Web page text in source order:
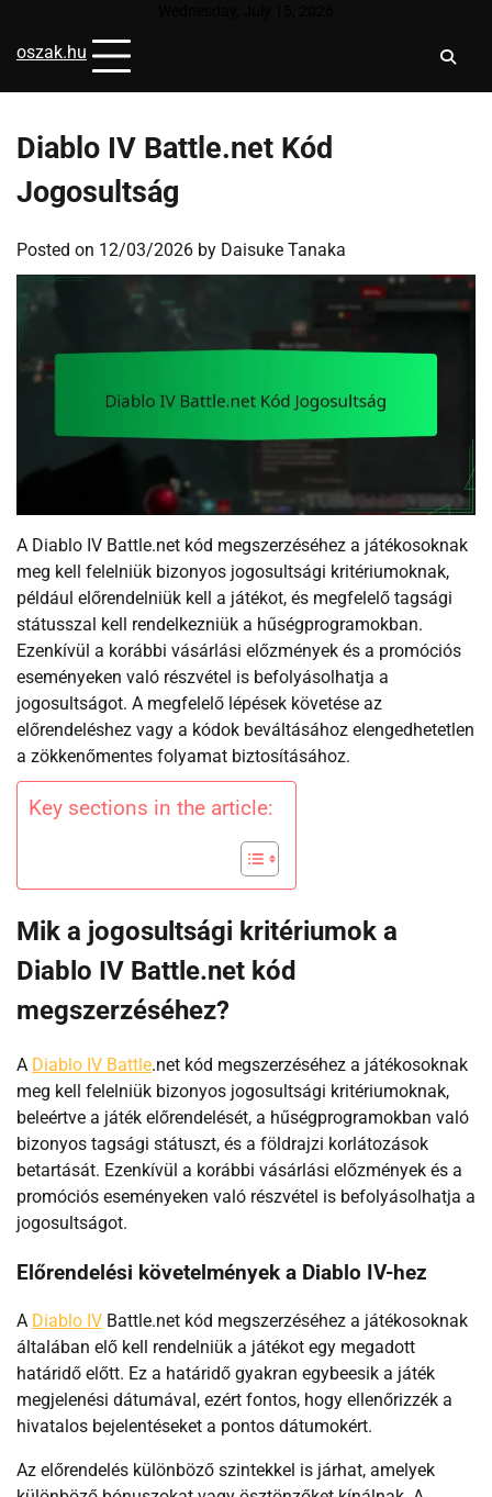
content
oszak.hu
Diablo IV Battle.net Kód
Jogosultság
Posted on 12/03/2026 by Daisuke Tanaka
A Diablo IV Battle.net kód megszerzéséhez a játékosoknak
meg kell felelniük bizonyos jogosultsági kritériumoknak,
például előrendelniük kell a játékot, és megfelelő tagsági
státusszal kell rendelkezniük a hűségprogramokban.
Ezenkívül a korábbi vásárlási előzmények és a promóciós
eseményeken való részvétel is befolyásolhatja a
jogosultságot. A megfelelő lépések követése az
előrendeléshez vagy a kódok beváltásához elengedhetetlen
a zökkenőmentes folyamat biztosításához.
Key sections in the article:
Mik a jogosultsági kritériumok a
Diablo IV Battle.net kód
megszerzéséhez?
A Diablo IV Battle.net kód megszerzéséhez a játékosoknak
meg kell felelniük bizonyos jogosultsági kritériumoknak,
beleértve a játék előrendelését, a hűségprogramokban való
bizonyos tagsági státuszt, és a földrajzi korlátozások
betartását. Ezenkívül a korábbi vásárlási előzmények és a
promóciós eseményeken való részvétel is befolyásolhatja a
jogosultságot.
Előrendelési követelmények a Diablo IV-hez
A Diablo IV Battle.net kód megszerzéséhez a játékosoknak
általában elő kell rendelniük a játékot egy megadott
határidő előtt. Ez a határidő gyakran egybeesik a játék
megjelenési dátumával, ezért fontos, hogy ellenőrizzék a
hivatalos bejelentéseket a pontos dátumokért.
Az előrendelés különböző szintekkel is járhat, amelyek